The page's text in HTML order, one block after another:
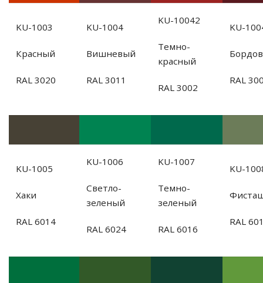
KU-1003
Красный
RAL 3020
KU-1004
Вишневый
RAL 3011
KU-10042
Темно-
красный
RAL 3002
KU-
RAL
KU-1005
Хаки
RAL 6014
KU-1006
Светло-
зеленый
RAL 6024
KU-1007
Темно-
зеленый
RAL 6016
KU-
RAL